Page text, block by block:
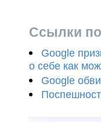
Ссылки
Google
о себе как
Google